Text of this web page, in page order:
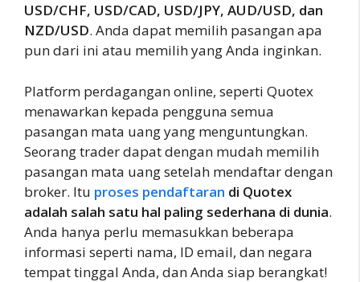
USD/CHF, USD/CAD, USD/JPY, AUD/USD, dan
NZD/USD. Anda dapat memilih pasangan apa
pun dari ini atau memilih yang Anda inginkan.
Platform perdagangan online, seperti Quotex
menawarkan kepada pengguna semua
pasangan mata uang yang menguntungkan.
Seorang trader dapat dengan mudah memilih
pasangan mata uang setelah mendaftar dengan
broker. Itu proses pendaftaran di Quotex
adalah salah satu hal paling sederhana di dunia.
Anda hanya perlu memasukkan beberapa
informasi seperti nama, ID email, dan negara
tempat tinggal Anda, dan Anda siap berangkat!